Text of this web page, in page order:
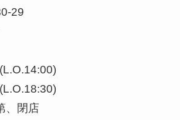
29
、閉店